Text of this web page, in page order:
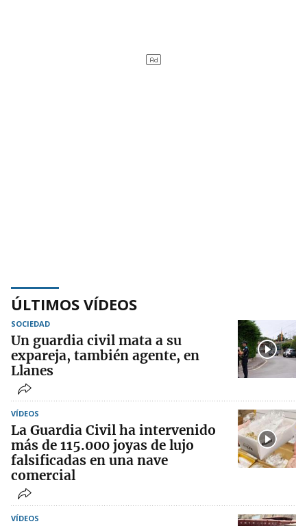
ÚLTIMOS VÍDEOS
SOCIEDAD
Un guardia civil mata a su
expareja, también agente, en
Llanes
VÍDEOS
La Guardia Civil ha intervenido
más de 115.000 joyas de lujo
falsificadas en una nave
comercial
VÍDEOS